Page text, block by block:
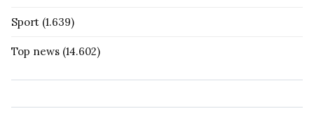
Sport (1.639)
Top news (14.602)